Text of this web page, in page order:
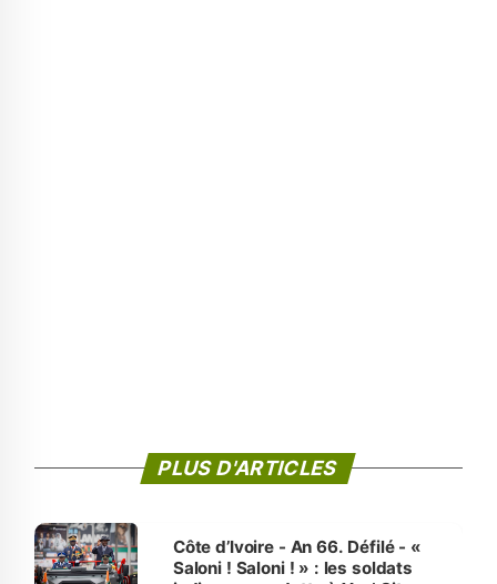
PLUS D'ARTICLES
Côte d’Ivoire - An 66. Défilé - «
Saloni ! Saloni ! » : les soldats